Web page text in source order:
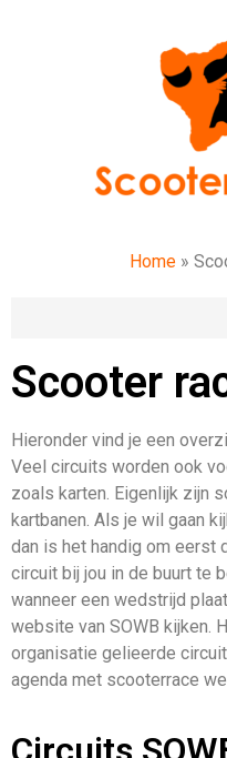
Home »
Scooter
Hieronder vind je een
Veel circuits worden ook
zoals karten. Eigenlijk zijn
kartbanen. Als je wil gaan
dan is het handig om eerst
circuit bij jou in de buurt te
wanneer een wedstrijd
website van SOWB kijken.
organisatie gelieerde
agenda met scooterrace